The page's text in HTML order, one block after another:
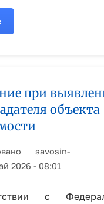
при
объекта
savosin-
2026 - 08:01
с